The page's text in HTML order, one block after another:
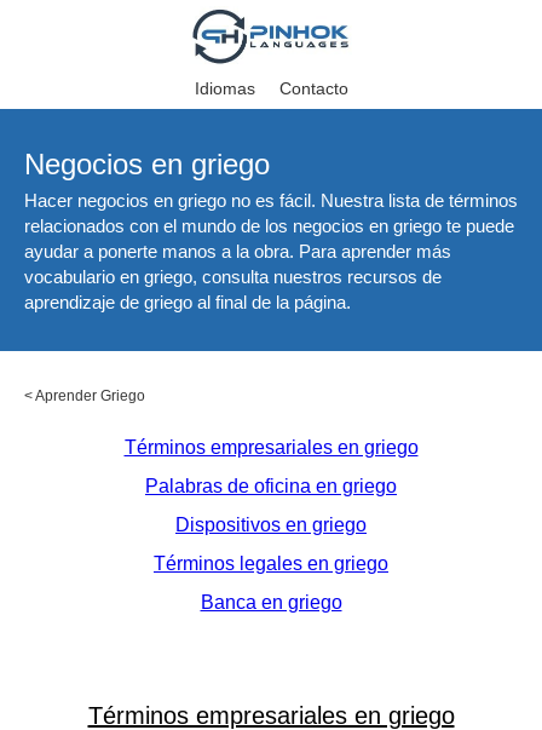
Idiomas Contacto
Negocios en griego
Hacer negocios en griego no es fácil. Nuestra lista de términos
relacionados con el mundo de los negocios en griego te puede
ayudar a ponerte manos a la obra. Para aprender más
vocabulario en griego, consulta nuestros recursos de
aprendizaje de griego al final de la página.
<Aprender Griego
Términos empresariales en griego
Palabras de oficina en griego
Dispositivos en griego
Términos legales en griego
Banca en griego
Términos empresariales en griego